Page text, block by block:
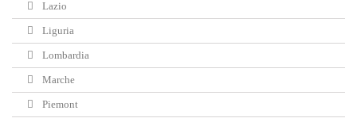
Lazio
Liguria
Lombardia
Marche
Piemont